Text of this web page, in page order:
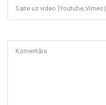
Saite uz video (Youtube,Vimeo)
Komentārs